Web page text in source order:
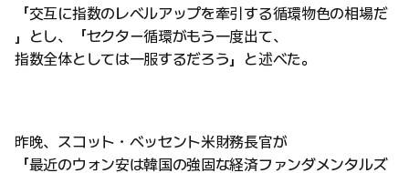
「交互に指数のレベルアップを牽引する循環物色の相場だ
」とし、「セクター循環がもう一度出て、
指数全体としては一服するだろう」と述べた。
昨晩、スコット・ベッセント米財務長官が
「最近のウォン安は韓国の強固な経済ファンダメンタルズ